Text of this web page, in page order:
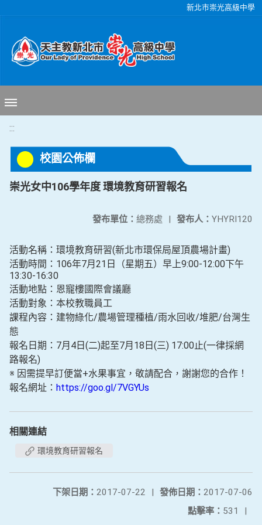
新北市崇光高級中學
:::
校園公佈欄
崇光女中106學年度 環境教育研習報名
發布人： YHYRI120
發布單位： 總務處 |
活動名稱：環境教育研習(新北市環保局屋頂農場計畫)
活動時間：106年7月21日（星期五）早上9:00-12:00下午
13:30-16:30
活動地點：恩寵樓國際會議廳
活動對象：本校教職員工
課程內容：建物綠化/農場管理種植/雨水回收/堆肥/台灣生
態
報名日期：7月4日(二)起至7月18日(三) 17:00止(一律採網
路報名)
※ 因需提早訂便當+水果事宜，敬請配合，謝謝您的合作！
報名網址： https://goo.gl/7VGYUs
相關連結
環境教育研習報名
發佈日期： 2017-07-06
下架日期： 2017-07-22
|
點擊率： 531 |